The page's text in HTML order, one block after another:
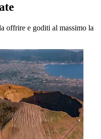
offrire e goditi al massimo la